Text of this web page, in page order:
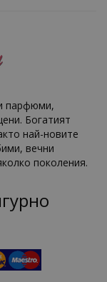
парфюми,
Богатият
най-новите
вечни
поколения.